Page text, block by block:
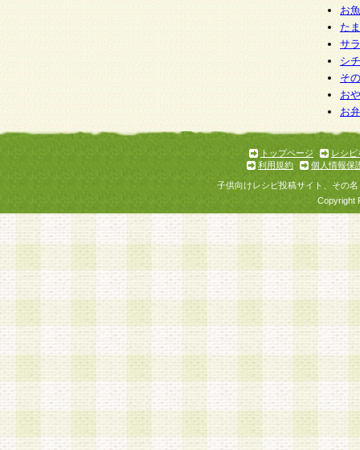
お
た
サ
シ
そ
お
お
トップページ
レシピ
利用規約
個人情報保
子供向けレシピ投稿サイト、その
Copyright